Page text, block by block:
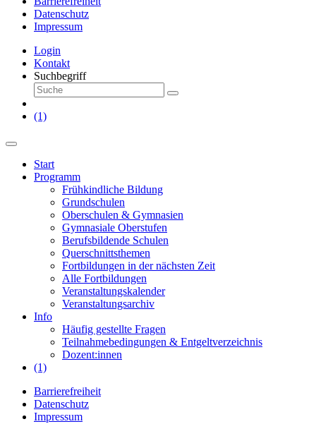
Datenschutz
Impressum
Login
Kontakt
Suchbegriff
(1)
Start
Programm
Frühkindliche Bildung
Grundschulen
Oberschulen & Gymnasien
Gymnasiale Oberstufen
Berufsbildende Schulen
Querschnittsthemen
Fortbildungen in der nächsten Zeit
Alle Fortbildungen
Veranstaltungskalender
Veranstaltungsarchiv
Info
Häufig gestellte Fragen
Teilnahmebedingungen & Entgeltverzeichnis
Dozent:innen
(1)
Barrierefreiheit
Datenschutz
Impressum